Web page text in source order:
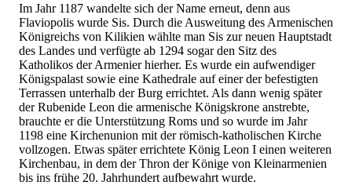
Im Jahr 1187 wandelte sich der Name erneut, denn aus
Flaviopolis wurde Sis. Durch die Ausweitung des Armenischen
Königreichs von Kilikien wählte man Sis zur neuen Hauptstadt
des Landes und verfügte ab 1294 sogar den Sitz des
Katholikos der Armenier hierher. Es wurde ein aufwendiger
Königspalast sowie eine Kathedrale auf einer der befestigten
Terrassen unterhalb der Burg errichtet. Als dann wenig später
der Rubenide Leon die armenische Königskrone anstrebte,
brauchte er die Unterstützung Roms und so wurde im Jahr
1198 eine Kirchenunion mit der römisch-katholischen Kirche
vollzogen. Etwas später errichtete König Leon I einen weiteren
Kirchenbau, in dem der Thron der Könige von Kleinarmenien
bis ins frühe 20. Jahrhundert aufbewahrt wurde.